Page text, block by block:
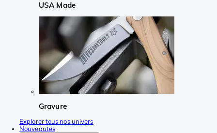
USA Made
Gravure
Explorer tous nos univers
Nouveautés